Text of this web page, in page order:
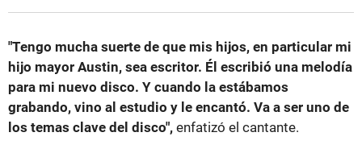
"Tengo mucha suerte de que mis hijos, en particular mi
hijo mayor Austin, sea escritor. Él escribió una melodía
para mi nuevo disco. Y cuando la estábamos
grabando, vino al estudio y le encantó. Va a ser uno de
los temas clave del disco", enfatizó el cantante.